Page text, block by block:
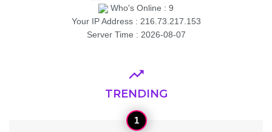
Who's Online : 9
Your IP Address : 216.73.217.153
Server Time : 2026-08-07
TRENDING